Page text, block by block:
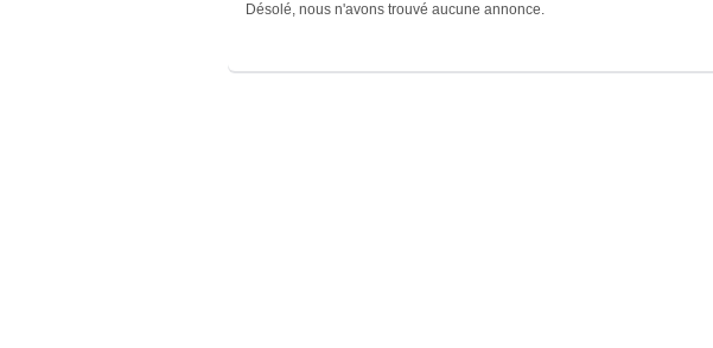
Désolé, nous n'avons trouvé aucune annonce.